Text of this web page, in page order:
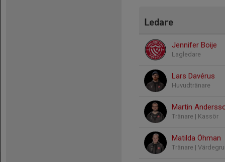
Ledare
Jennifer Boije
Lagledare
Lars Davérus
Huvudtränare
Martin
Tränare | Kassör
Matilda Öhman
Tränare |